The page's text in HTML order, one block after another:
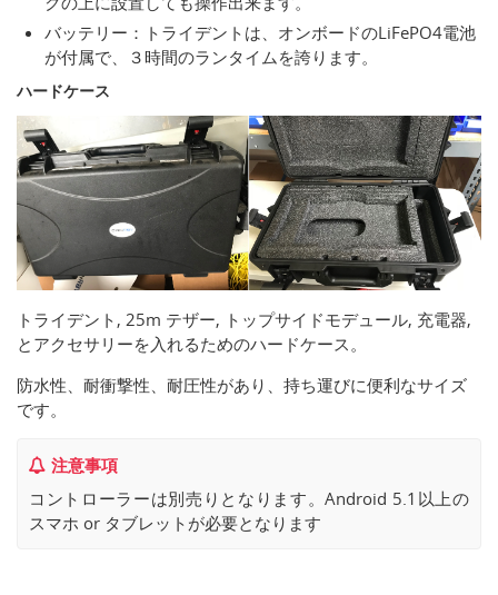
バッテリー：トライデントは、オンボードのLiFePO4電池
が付属で、３時間のランタイムを誇ります。
ハードケース
トライデント, 25m テザー, トップサイドモデュール, 充電器,
とアクセサリーを入れるためのハードケース。
防水性、耐衝撃性、耐圧性があり、持ち運びに便利なサイズ
です。
注意事項
コントローラーは別売りとなります。Android 5.1以上の
スマホ or タブレットが必要となります